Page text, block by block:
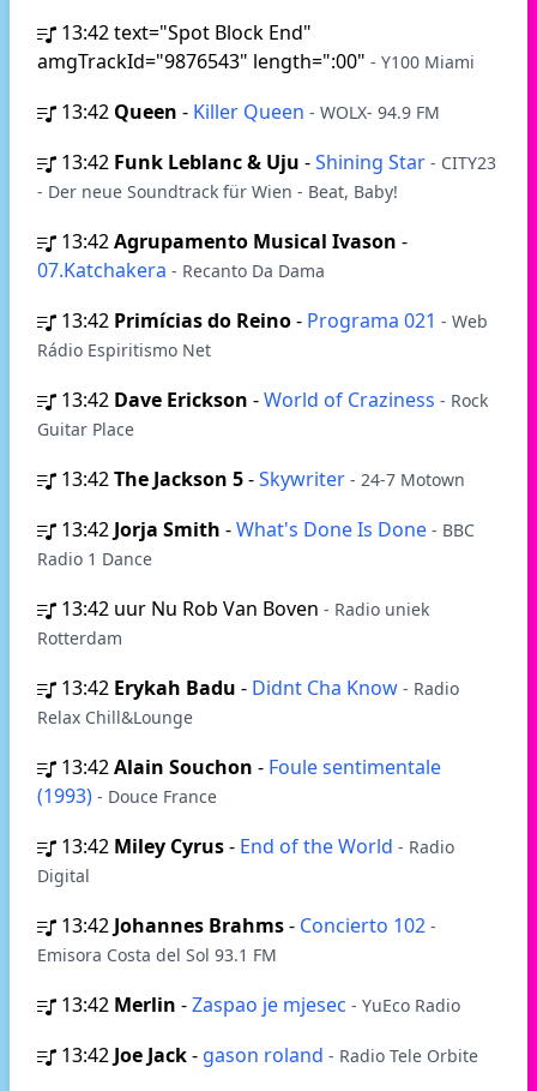
13:42text="Spot Block End"
amgTrackId="9876543" length=":00" - Y100 Miami
13:42 Queen - Killer Queen - WOLX- 94.9 FM
13:42 Funk Leblanc & Uju -Shining Star - CITY23
- Der neue Soundtrack für Wien - Beat, Baby!
13:42Agrupamento Musical Ivason -
07.Katchakera - Recanto Da Dama
13:42 Primícias do Reino- Programa 021 - Web
Rádio Espiritismo Net
13:42 Dave Erickson -World of Craziness - Rock
Guitar Place
13:42The Jackson 5-Skywriter - 24-7 Motown
13:42 Jorja Smith -What's Done Is Done - BBC
Radio 1 Dance
13:42 uur Nu Rob Van Boven - Radio uniek
Rotterdam
13:42 Erykah Badu - Didnt Cha Know - Radio
Relax Chill&Lounge
13:42Alain Souchon - Foule sentimentale
(1993) - Douce France
13:42 Miley Cyrus- End of the World - Radio
Digital
13:42 Johannes Brahms- Concierto 102 -
Emisora Costa del Sol 93.1 FM
13:42 Merlin -Zaspao je mjesec - YuEco Radio
13:42 Joe Jack- gason roland - Radio Tele Orbite